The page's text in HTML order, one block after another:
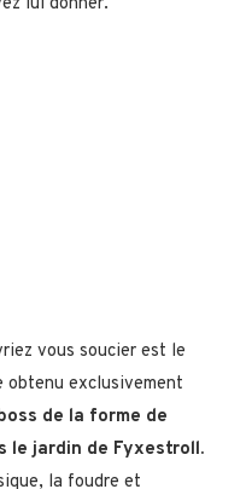
vous soucier est le
exclusivement
de la forme de
le jardin de Fyxestroll.
la foudre et